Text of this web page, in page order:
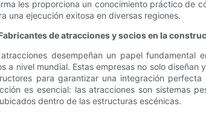
les proporciona un conocimiento práctico de
una ejecución exitosa en diversas regiones.
de atracciones y socios en la
desempeñan un papel
a nivel mundial. Estas empresas no solo
para garantizar una integración
es esencial: las atracciones son sistemas
dentro de las estructuras escénicas.